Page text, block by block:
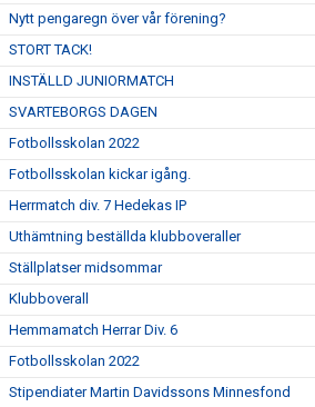
Nytt pengaregn över vår förening?
STORT TACK!
INSTÄLLD JUNIORMATCH
SVARTEBORGS DAGEN
Fotbollsskolan 2022
Fotbollsskolan kickar igång.
Herrmatch div. 7 Hedekas IP
Uthämtning beställda klubboveraller
Ställplatser midsommar
Klubboverall
Hemmamatch Herrar Div. 6
Fotbollsskolan 2022
Stipendiater Martin Davidssons Minnesfond